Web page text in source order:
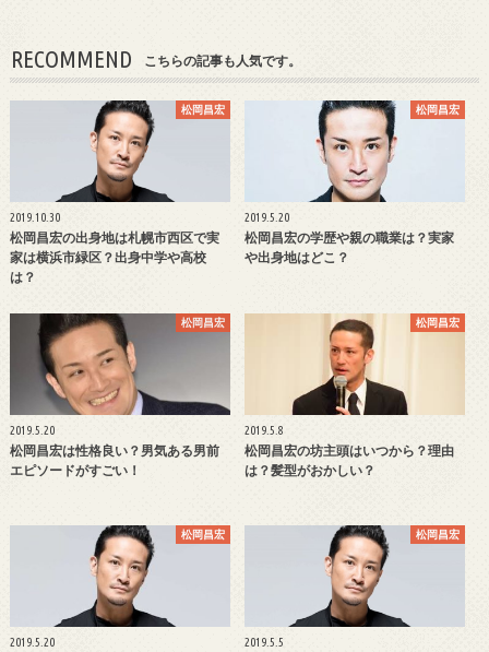
RECOMMEND こちらの記事も人気です。
松岡昌宏
2019.10.30
松岡昌宏の出身地は札幌市西区で実
家は横浜市緑区？出身中学や高校
は？
松岡昌宏
2019.5.20
松岡昌宏の学歴や親の職業は？実家
や出身地はどこ？
松岡昌宏
2019.5.20
松岡昌宏は性格良い？男気ある男前
エピソードがすごい！
松岡昌宏
2019.5.8
松岡昌宏の坊主頭はいつから？理由
は？髪型がおかしい？
松岡昌宏
2019.5.20
松岡昌宏
2019.5.5